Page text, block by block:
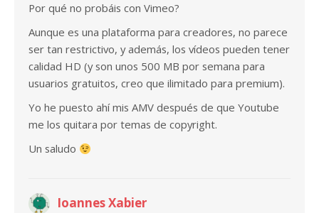
Por qué no probáis con Vimeo?
Aunque es una plataforma para creadores, no parece
ser tan restrictivo, y además, los vídeos pueden tener
calidad HD (y son unos 500 MB por semana para
usuarios gratuitos, creo que ilimitado para premium).
Yo he puesto ahí mis AMV después de que Youtube
me los quitara por temas de copyright.
Un saludo
Ioannes Xabier